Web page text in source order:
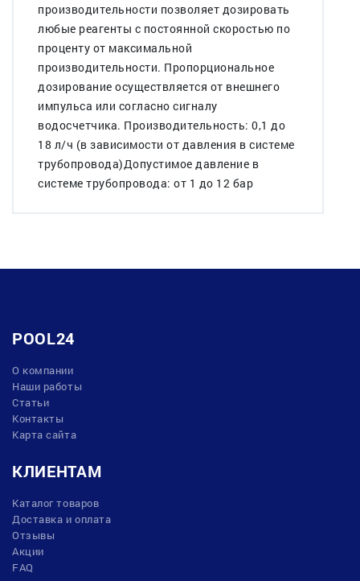
производительности позволяет дозировать
любые реагенты с постоянной скоростью по
проценту от максимальной
производительности. Пропорциональное
дозирование осуществляется от внешнего
импульса или согласно сигналу
водосчетчика. Производительность: 0,1 до
18 л/ч (в зависимости от давления в системе
трубопровода)Допустимое давление в
системе трубопровода: от 1 до 12 бар
POOL24
О компании
Наши работы
Статьи
Контакты
Карта сайта
КЛИЕНТАМ
Каталог товаров
Доставка и оплата
Отзывы
Акции
FAQ